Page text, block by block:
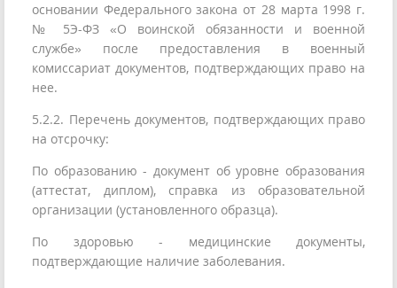
основании Федерального закона от 28 марта 1998 г.
№ 5Э-ФЗ «О воинской обязанности и военной
службе» после предоставления в военный
комиссариат документов, подтверждающих право на
нее.
5.2.2. Перечень документов, подтверждающих право
на отсрочку:
По образованию - документ об уровне образования
(аттестат, диплом), справка из образовательной
организации (установленного образца).
По здоровью - медицинские документы,
подтверждающие наличие заболевания.